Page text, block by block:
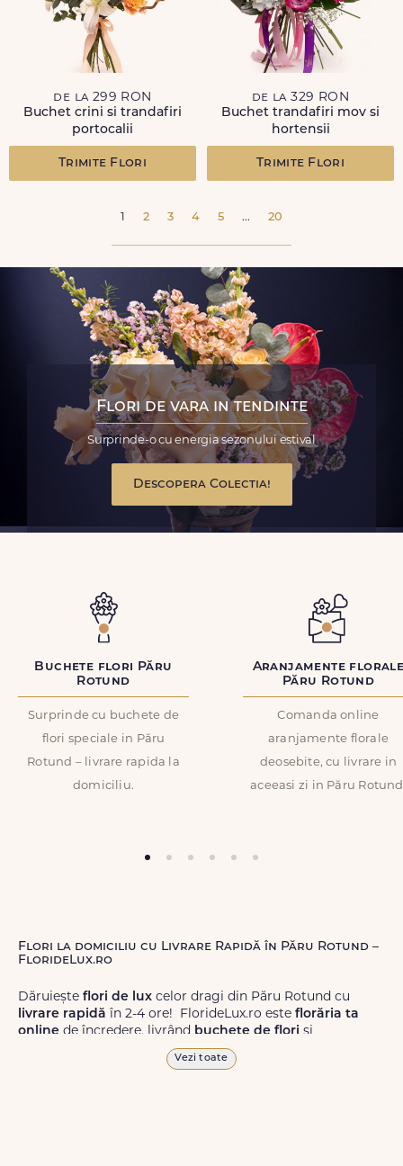
de la 299 RON
Buchet crini si trandafiri
portocalii
Trimite Flori
de la 329 RON
Buchet trandafiri mov si
hortensii
Trimite Flori
1 2 3 4 5 ... 20
Flori de vara in tendinte
Surprinde-o cu energia sezonului estival
Descopera Colectia!
Buchete flori Păru
Rotund
Surprinde cu buchete de
flori speciale in Păru
Rotund – livrare rapida la
domiciliu.
Aranjamente
Păru Rotund
Comanda online
aranjamente florale
deosebite, cu livrare in
aceeasi zi in Păru
Flori la domiciliu cu Livrare Rapidă în Păru Rotund –
FlorideLux.ro
Dăruiește flori de lux celor dragi din Păru Rotund cu
livrare rapidă în 2-4 ore! FlorideLux.ro este florăria ta
online de încredere, livrând buchete de flori și
de calitate superioară în Păru
Rotund și în toată România.
Vezi toate